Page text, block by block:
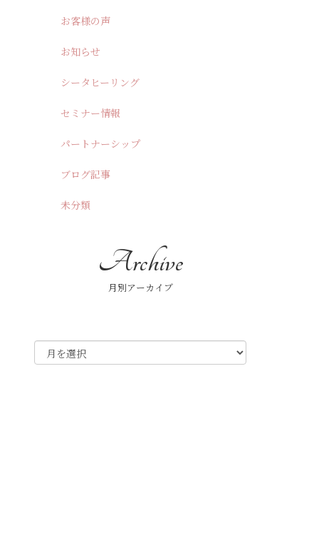
お客様の声
お知らせ
シータヒーリング
セミナー情報
パートナーシップ
ブログ記事
未分類